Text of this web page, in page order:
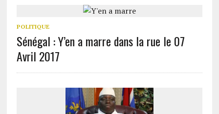
POLITIQUE
Sénégal : Y’en a marre dans la rue le 07
Avril 2017